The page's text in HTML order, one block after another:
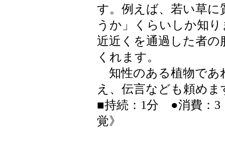
す。例えば、若い草
うか」くらいしか知
近近くを通過した者
くれます。
知性のある植物であ
え、伝言なども頼めま
■持続：1分 ●消費：
覚》